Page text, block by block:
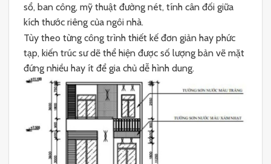
sổ, ban công, mỹ thuật đường nét, tính cân đối giữa
kích thước riêng của ngôi nhà.
Tùy theo từng công trình thiết kế đơn giản hay phức
tạp, kiến trúc sư dẽ thể hiện được số lượng bản vẽ mặt
đứng nhiều hay ít để gia chủ dễ hình dung.